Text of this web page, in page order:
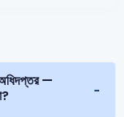
অধিদপ্তর —